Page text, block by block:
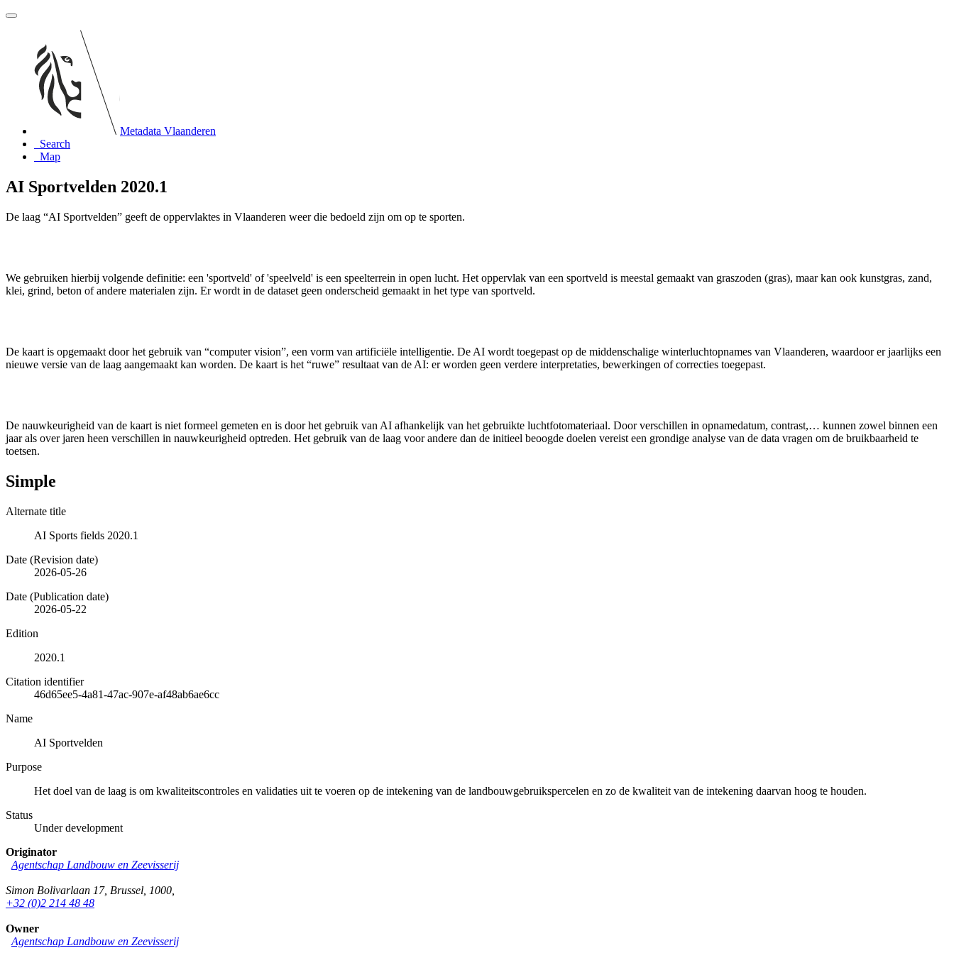
Metadata Vlaanderen
Search
Map
AI Sportvelden 2020.1
De laag “AI Sportvelden” geeft de oppervlaktes in Vlaanderen weer die bedoeld zijn om op te sporten.
We gebruiken hierbij volgende definitie: een 'sportveld' of 'speelveld' is een speelterrein in open lucht. Het oppervlak van een sportveld is meestal gemaakt van graszoden (gras), maar kan ook kunstgras, zand,
klei, grind, beton of andere materialen zijn. Er wordt in de dataset geen onderscheid gemaakt in het type van sportveld.
De kaart is opgemaakt door het gebruik van “computer vision”, een vorm van artificiële intelligentie. De AI wordt toegepast op de middenschalige winterluchtopnames van Vlaanderen, waardoor er jaarlijks een
nieuwe versie van de laag aangemaakt kan worden. De kaart is het “ruwe” resultaat van de AI: er worden geen verdere interpretaties, bewerkingen of correcties toegepast.
De nauwkeurigheid van de kaart is niet formeel gemeten en is door het gebruik van AI afhankelijk van het gebruikte luchtfotomateriaal. Door verschillen in opnamedatum, contrast,… kunnen zowel binnen een
jaar als over jaren heen verschillen in nauwkeurigheid optreden. Het gebruik van de laag voor andere dan de initieel beoogde doelen vereist een grondige analyse van de data vragen om de bruikbaarheid te
toetsen.
Simple
Alternate title
AI Sports fields 2020.1
Date (Revision date)
2026-05-26
Date (Publication date)
2026-05-22
Edition
2020.1
Citation identifier
46d65ee5-4a81-47ac-907e-af48ab6ae6cc
Name
AI Sportvelden
Purpose
Het doel van de laag is om kwaliteitscontroles en validaties uit te voeren op de intekening van de landbouwgebruikspercelen en zo de kwaliteit van de intekening daarvan hoog te houden.
Status
Under development
Originator
Agentschap Landbouw en Zeevisserij
Simon Bolivarlaan 17, Brussel 1000
+32 (0)2 214 48 48
Owner
Agentschap Landbouw en Zeevisserij